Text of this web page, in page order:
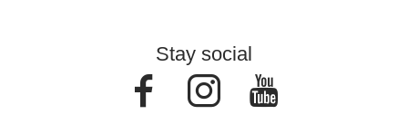
Stay social
FacebookInstagram